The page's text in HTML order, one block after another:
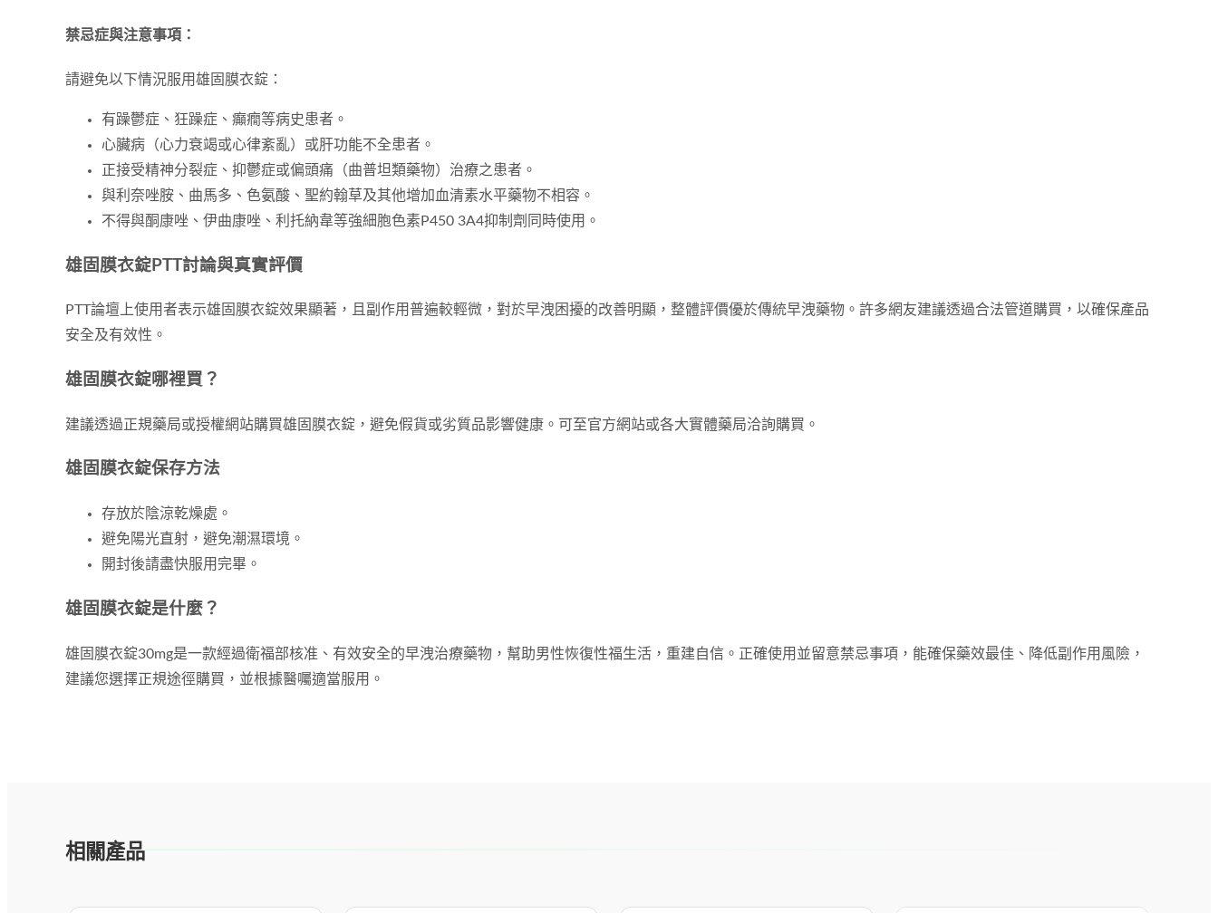
禁忌症與注意事項：
請避免以下情況服用雄固膜衣錠：
有躁鬱症、狂躁症、癲癇等病史患者。
心臟病（心力衰竭或心律紊亂）或肝功能不全患者。
正接受精神分裂症、抑鬱症或偏頭痛（曲普坦類藥物）治療之患者。
與利奈唑胺、曲馬多、色氨酸、聖約翰草及其他增加血清素水平藥物不相容。
不得與酮康唑、伊曲康唑、利托納韋等強細胞色素P450 3A4抑制劑同時使用。
雄固膜衣錠PTT討論與真實評價
PTT論壇上使用者表示雄固膜衣錠效果顯著，且副作用普遍較輕微，對於早洩困擾的改善明顯，整體評價優於傳統早洩藥物。許多網友建議透過合法管道購買，以確保產品
安全及有效性。
雄固膜衣錠哪裡買？
建議透過正規藥局或授權網站購買雄固膜衣錠，避免假貨或劣質品影響健康。可至官方網站或各大實體藥局洽詢購買。
雄固膜衣錠保存方法
存放於陰涼乾燥處。
避免陽光直射，避免潮濕環境。
開封後請盡快服用完畢。
雄固膜衣錠是什麼？
雄固膜衣錠30mg是一款經過衛福部核准、有效安全的早洩治療藥物，幫助男性恢復性福生活，重建自信。正確使用並留意禁忌事項，能確保藥效最佳、降低副作用風險，
建議您選擇正規途徑購買，並根據醫囑適當服用。
相關產品